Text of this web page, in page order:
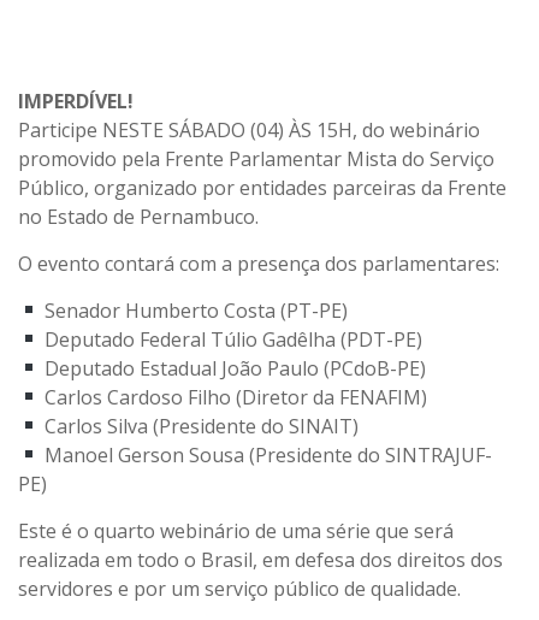
IMPERDÍVEL!
Participe NESTE SÁBADO (04) ÀS 15H, do webinário
promovido pela Frente Parlamentar Mista do Serviço
Público, organizado por entidades parceiras da Frente
no Estado de Pernambuco.
O evento contará com a presença dos parlamentares:
Senador Humberto Costa (PT-PE)
Deputado Federal Túlio Gadêlha (PDT-PE)
Deputado Estadual João Paulo (PCdoB-PE)
Carlos Cardoso Filho (Diretor da FENAFIM)
Carlos Silva (Presidente do SINAIT)
Manoel Gerson Sousa (Presidente do SINTRAJUF-
PE)
Este é o quarto webinário de uma série que será
realizada em todo o Brasil, em defesa dos direitos dos
servidores e por um serviço público de qualidade.